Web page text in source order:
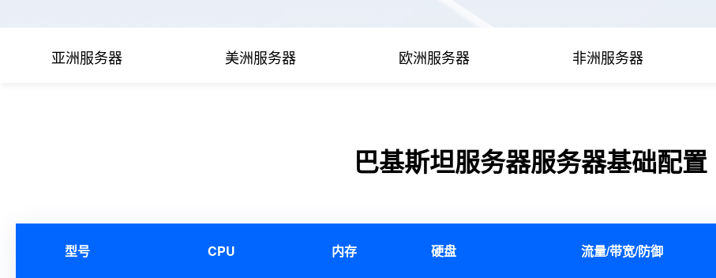
亚洲服务器 美洲服务器 欧洲服务器 非洲服务器
巴基斯坦服务器服务器基础配置
型号 CPU 内存 硬盘 流量/带宽/防御